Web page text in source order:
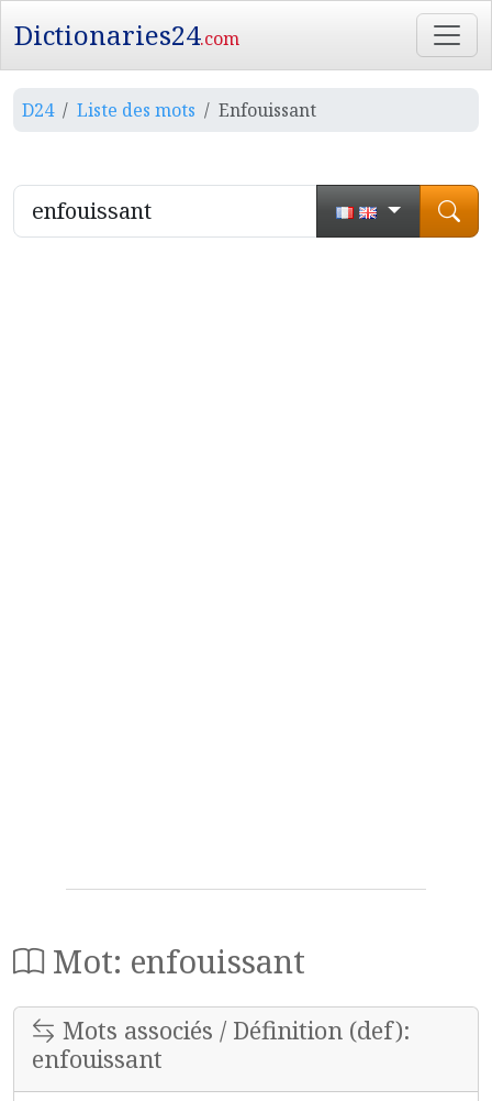
Dictionaries24.com
D24 Liste des mots Enfouissant
Mot: enfouissant
Mots associés / Définition (def):
enfouissant